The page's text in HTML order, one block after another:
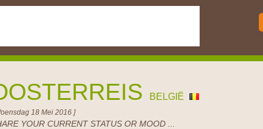
BELGIË
18 Mei 2016 ]
YOUR CURRENT STATUS OR MOOD ...